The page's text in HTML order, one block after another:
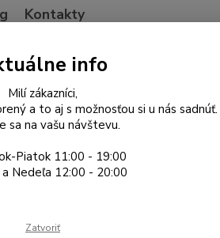
Kontakty
Hľadať
Po-
old tree Dianhong 2026
Dianhong 2026
info
Milí zákazníci,
a to aj s možnosťou si u nás sadnúť.
sa na vašu návštevu.
Piatok 11:00 - 19:00
Nedeľa 12:00 - 20:00
Zatvoriť